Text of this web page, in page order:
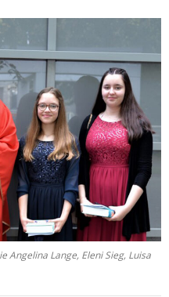
Angelina Lange, Eleni Sieg, Luisa